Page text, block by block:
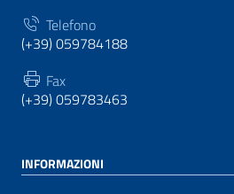
Telefono
(+39) 059784188
Fax
(+39) 059783463
INFORMAZIONI